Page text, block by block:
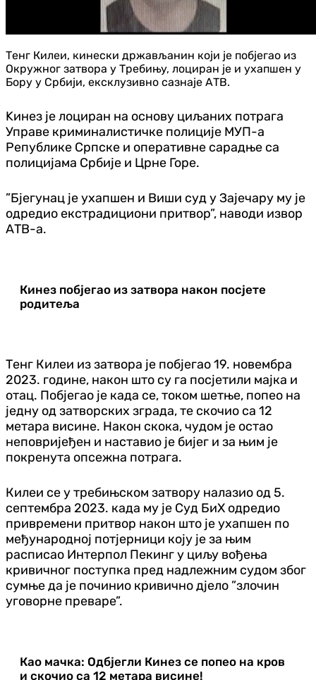
Тенг Килеи, кинески држављанин који је побјегао из
Окружног затвора у Требињу, лоциран је и ухапшен у
Бору у Србији, ексклузивно сазнаје АТВ.
Kинез је лоциран на основу циљаних потрага
Управе криминалистичке полиције МУП-а
Републике Српске и оперативне сарадње са
полицијама Србије и Црне Горе.
”Бјегунац је ухапшен и Виши суд у Зајечару му је
одредио екстрадициони притвор”, наводи извор
АТВ-а.
Кинез побјегао из затвора након посјете
родитеља
Тенг Килеи из затвора је побјегао 19. новембра
2023. године, након што су га посјетили мајка и
отац. Побјегао је када се, током шетње, попео на
једну од затворских зграда, те скочио са 12
метара висине. Након скока, чудом је остао
неповријеђен и наставио је бијег и за њим је
покренута опсежна потрага.
Килеи се у требињском затвору налазио од 5.
септембра 2023. када му је Суд БиХ одредио
привремени притвор након што је ухапшен по
међународној потјерници коју је за њим
расписао Интерпол Пекинг у циљу вођења
кривичног поступка пред надлежним судом због
сумње да је починио кривично дјело ”злочин
уговорне преваре”.
Као мачка: Одбјегли Кинез се попео на кров
и скочио са 12 метара висине!